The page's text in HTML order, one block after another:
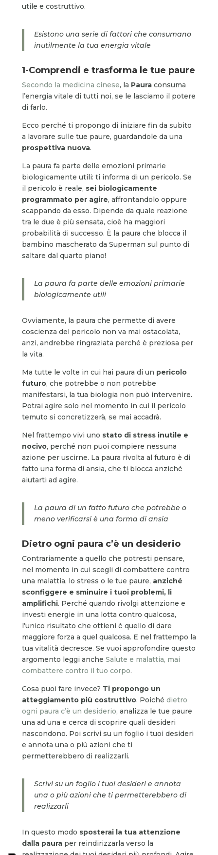
utile e costruttivo.
Esistono una serie di fattori che consumano
inutilmente la tua energia vitale
1-Comprendi e trasforma le tue paure
Secondo la medicina cinese, la Paura consuma
l’energia vitale di tutti noi, se le lasciamo il potere
di farlo.
Ecco perché ti propongo di iniziare fin da subito
a lavorare sulle tue paure, guardandole da una
prospettiva nuova.
La paura fa parte delle emozioni primarie
biologicamente utili: ti informa di un pericolo. Se
il pericolo è reale, sei biologicamente
programmato per agire, affrontandolo oppure
scappando da esso. Dipende da quale reazione
tra le due è più sensata, cioè ha maggiori
probabilità di successo. È la paura che blocca il
bambino mascherato da Superman sul punto di
saltare dal quarto piano!
La paura fa parte delle emozioni primarie
biologicamente utili
Ovviamente, la paura che permette di avere
coscienza del pericolo non va mai ostacolata,
anzi, andrebbe ringraziata perché è preziosa per
la vita.
Ma tutte le volte in cui hai paura di un pericolo
futuro, che potrebbe o non potrebbe
manifestarsi, la tua biologia non può intervenire.
Potrai agire solo nel momento in cui il pericolo
temuto si concretizzerà, se mai accadrà.
Nel frattempo vivi uno stato di stress inutile e
nocivo, perché non puoi compiere nessuna
azione per uscirne. La paura rivolta al futuro è di
fatto una forma di ansia, che ti blocca anziché
aiutarti ad agire.
La paura di un fatto futuro che potrebbe o
meno verificarsi è una forma di ansia
Dietro ogni paura c’è un desiderio
Contrariamente a quello che potresti pensare,
nel momento in cui scegli di combattere contro
una malattia, lo stress o le tue paure, anziché
sconfiggere e sminuire i tuoi problemi, li
amplifichi. Perché quando rivolgi attenzione e
investi energie in una lotta contro qualcosa,
l’unico risultato che ottieni è quello di dare
maggiore forza a quel qualcosa. E nel frattempo la
tua vitalità decresce. Se vuoi approfondire questo
argomento leggi anche Salute e malattia, mai
combattere contro il tuo corpo.
Cosa puoi fare invece? Ti propongo un
atteggiamento più costruttivo. Poiché dietro
ogni paura c’è un desiderio, analizza le tue paure
una ad una e cerca di scoprire quali desideri
nascondono. Poi scrivi su un foglio i tuoi desideri
e annota una o più azioni che ti
permetterebbero di realizzarli.
Scrivi su un foglio i tuoi desideri e annota
una o più azioni che ti permetterebbero di
realizzarli
In questo modo sposterai la tua attenzione
dalla paura per reindirizzarla verso la